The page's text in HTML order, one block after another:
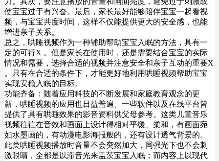
使宝宝过于有兴奋。最后，家长最好能够陪伴宝宝一起看视
频，与宝宝共度时间，这样不仅能提供更大的安全感，也能
增进亲子关系。
总之，哄睡视频作为一种辅助帮助宝宝入眠的方法，具有一
定的可行X 。但是家长在使用时，还是需要结合宝宝的实际
情况和需要，选择合适的视频并注意安全和亲子互动的重要X
。只有在合适的条件下，才能更好地利用哄睡视频帮助宝宝
实现安稳入眠的目标。
功能齐备：随着应用科技的不断发展和家庭教育观念的更
新，哄睡视频的应用也日益普遍。一些软件以及在线平台皆
提供了具有哄睡效果的影音资料供父母参考。这类儿童音乐
视频往往在音效和画面上设计得相对平缓、柔和，有画面宛
如水墨画的，有动漫电影海报般的，还有设计透气背景的。
此类哄睡视频播放时音量不会突然加大，同强光下也不会刺
激眼睛，全都是以滞音光来盖茨宝宝入眠；而内容上以现代